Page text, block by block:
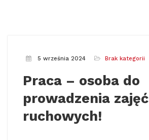
5 września 2024 Brak kategorii
Praca – osoba do
prowadzenia zajęć
ruchowych!